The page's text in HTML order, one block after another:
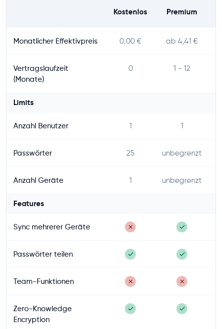
Kostenlos Premium
Monatlicher Effektivpreis 0,00 € ab 4,41 €
Vertragslaufzeit
(Monate)
0 1 - 12
Limits
Anzahl Benutzer 1 1
Passwörter 25 unbegrenzt
Anzahl Geräte 1 unbegrenzt
Features
Sync mehrerer Geräte ✗ ✓
Passwörter teilen ✓ ✓
Team-Funktionen ✗ ✗
Zero-Knowledge
Encryption
✓ ✓